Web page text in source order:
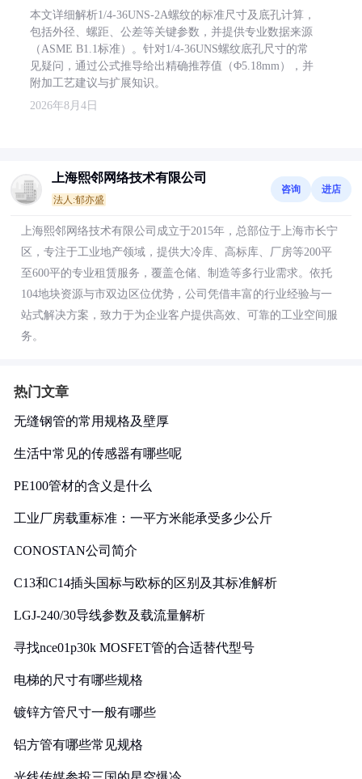
本文详细解析1/4-36UNS-2A螺纹的标准尺寸及底孔计算，
包括外径、螺距、公差等关键参数，并提供专业数据来源
（ASME B1.1标准）。针对1/4-36UNS螺纹底孔尺寸的常
见疑问，通过公式推导给出精确推荐值（Φ5.18mm），并
附加工艺建议与扩展知识。
2026年8月4日
上海熙邻网络技术有限公司
法人:郁亦盛
咨询 进店
上海熙邻网络技术有限公司成立于2015年，总部位于上海市长宁
区，专注于工业地产领域，提供大冷库、高标库、厂房等200平
至600平的专业租赁服务，覆盖仓储、制造等多行业需求。依托
104地块资源与市双边区位优势，公司凭借丰富的行业经验与一
站式解决方案，致力于为企业客户提供高效、可靠的工业空间服
务。
热门文章
无缝钢管的常用规格及壁厚
生活中常见的传感器有哪些呢
PE100管材的含义是什么
工业厂房载重标准：一平方米能承受多少公斤
CONOSTAN公司简介
C13和C14插头国标与欧标的区别及其标准解析
LGJ-240/30导线参数及载流量解析
寻找nce01p30k MOSFET管的合适替代型号
电梯的尺寸有哪些规格
镀锌方管尺寸一般有哪些
铝方管有哪些常见规格